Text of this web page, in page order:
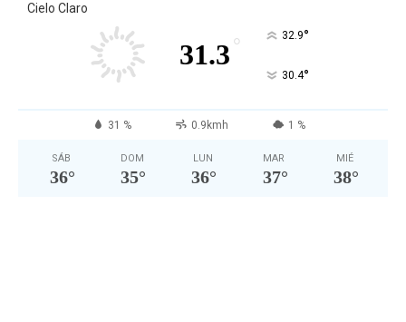
Cielo Claro
31.3 ° 32.9°
30.4°
31 % 0.9kmh 1 %
SÁB
36°
DOM
35°
LUN
36°
MAR
37°
MIÉ
38°